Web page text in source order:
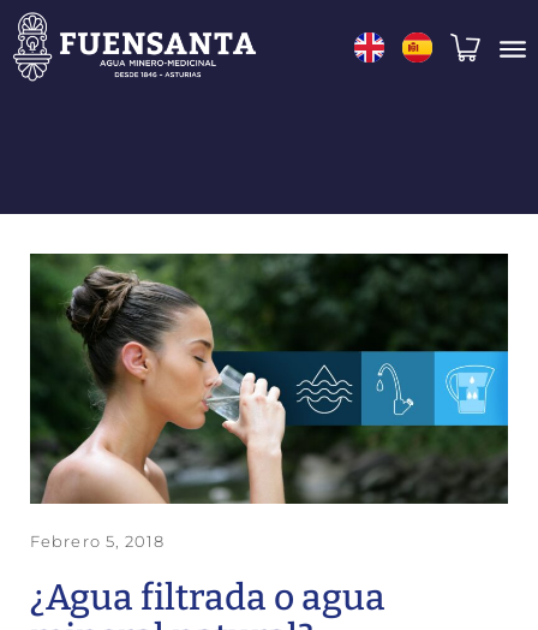
Febrero 5, 2018
¿Agua filtrada o agua